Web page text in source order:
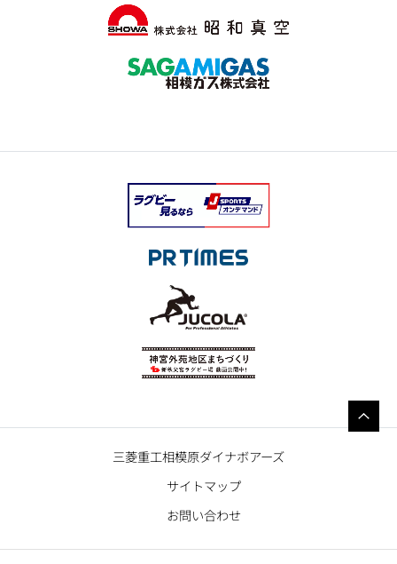
三菱重工相模原ダイナボアーズ
サイトマップ
お問い合わせ